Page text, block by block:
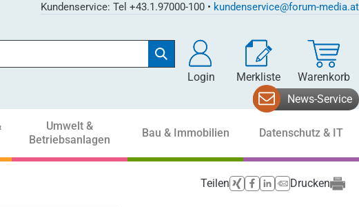
Kundenservice: Tel +43.1.97000-100 • kundenservice@forum-media.at
Login Merkliste Warenkorb
News-Service
Umwelt &
Betriebsanlagen
Bau & Immobilien Datenschutz & IT
Teilen Drucken